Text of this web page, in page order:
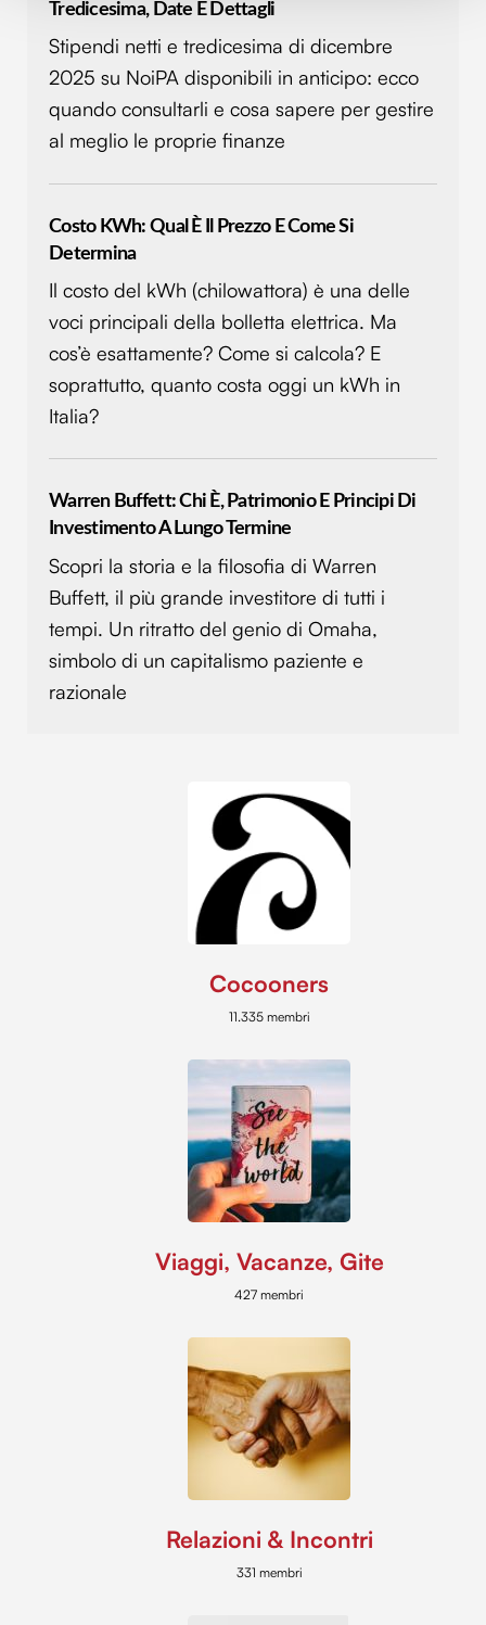
modificare o ritirare il tuo consenso in qualsiasi momento
dalla Dichiarazione sui cookie.
Utilizziamo i cookie per personalizzare contenuti ed
annunci, per fornire funzionalità dei social media e per
analizzare il nostro traffico. Condividiamo inoltre
nostri partner che si occupano di analisi dei dati web,
pubblicità e social media, i quali potrebbero combinarle
con altre informazioni che hai fornito loro o che hanno
raccolto dal tuo utilizzo dei loro servizi.
Tredicesima, Date E Dettagli
Stipendi netti e tredicesima di dicembre
2025 su NoiPA disponibili in anticipo: ecco
quando consultarli e cosa sapere per gestire
al meglio le proprie finanze
Costo KWh: Qual È Il Prezzo E Come Si
Determina
Il costo del kWh (chilowattora) è una delle
voci principali della bolletta elettrica. Ma
cos’è esattamente? Come si calcola? E
soprattutto, quanto costa oggi un kWh in
Italia?
Warren Buffett: Chi È, Patrimonio E Principi Di
Investimento A Lungo Termine
Scopri la storia e la filosofia di Warren
Buffett, il più grande investitore di tutti i
tempi. Un ritratto del genio di Omaha,
simbolo di un capitalismo paziente e
razionale
Cocooners
11.335 membri
Viaggi, Vacanze, Gite
427 membri
Relazioni & Incontri
331 membri